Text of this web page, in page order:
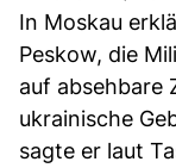
In Moskau
Peskow, die
auf absehbare
ukrainische
sagte er laut